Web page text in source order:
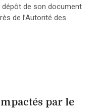
dépôt de son document
de l’Autorité des
par le